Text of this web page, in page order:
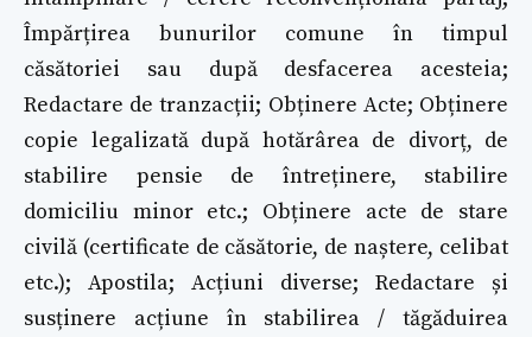
Împărțirea bunurilor comune în timpul
căsătoriei sau după desfacerea acesteia;
Redactare de tranzacții; Obținere Acte; Obținere
copie legalizată după hotărârea de divorț, de
stabilire pensie de întreținere, stabilire
domiciliu minor etc.; Obținere acte de stare
civilă (certificate de căsătorie, de naștere, celibat
etc.); Apostila; Acțiuni diverse; Redactare și
susținere acțiune în stabilirea / tăgăduirea